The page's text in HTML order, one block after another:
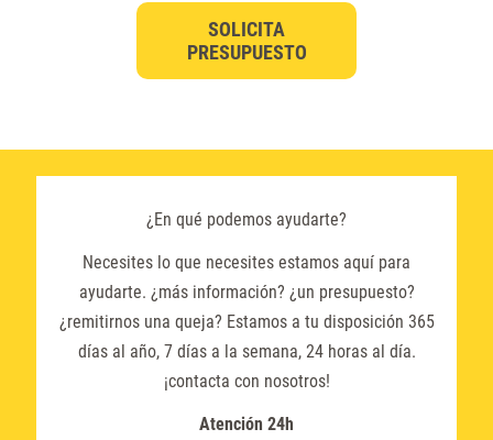
SOLICITA
PRESUPUESTO
¿En qué podemos ayudarte?
Necesites lo que necesites estamos aquí para
ayudarte. ¿más información? ¿un presupuesto?
¿remitirnos una queja? Estamos a tu disposición 365
días al año, 7 días a la semana, 24 horas al día.
¡contacta con nosotros!
Atención 24h